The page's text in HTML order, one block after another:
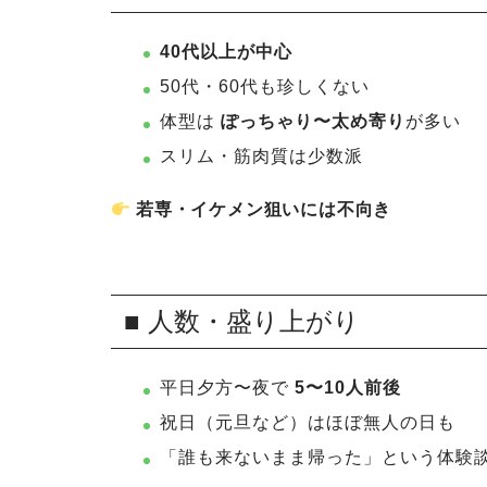
40代以上が中心
50代・60代も珍しくない
体型は ぽっちゃり〜太め寄り が多い
スリム・筋肉質は少数派
若専・イケメン狙いには不向き
■ 人数・盛り上がり
平日夕方〜夜で 5〜10人前後
祝日（元旦など）はほぼ無人の日も
「誰も来ないまま帰った」という体験